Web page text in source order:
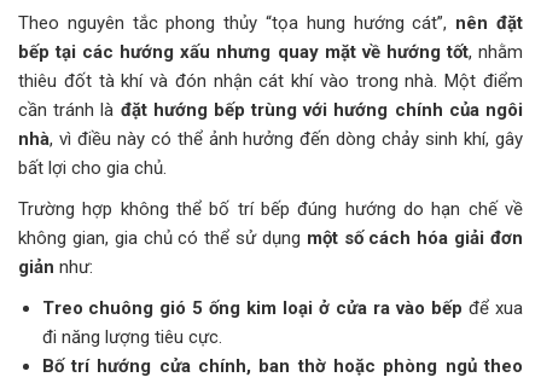
Theo nguyên tắc phong thủy “tọa hung hướng cát”, nên đặt
bếp tại các hướng xấu nhưng quay mặt về hướng tốt, nhằm
thiêu đốt tà khí và đón nhận cát khí vào trong nhà. Một điểm
cần tránh là đặt hướng bếp trùng với hướng chính của ngôi
nhà, vì điều này có thể ảnh hưởng đến dòng chảy sinh khí, gây
bất lợi cho gia chủ.
Trường hợp không thể bố trí bếp đúng hướng do hạn chế về
không gian, gia chủ có thể sử dụng một số cách hóa giải đơn
giản như:
Treo chuông gió 5 ống kim loại ở cửa ra vào bếp để xua
đi năng lượng tiêu cực.
Bố trí hướng cửa chính, ban thờ hoặc phòng ngủ theo